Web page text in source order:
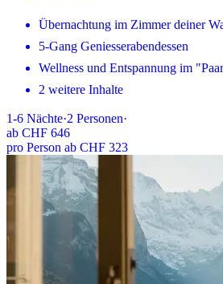
Übernachtung im Zimmer deiner
5-Gang Geniesserabendessen
Wellness und Entspannung im
2 weitere Inhalte
1-6 Nächte·2 Personen·
ab CHF 646
pro Person ab CHF 323